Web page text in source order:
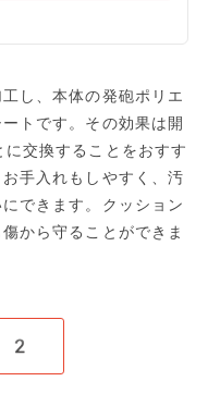
し、本体の発砲ポリエ
トです。その効果は開
交換することをおすす
手入れもしやすく、汚
できます。クッション
から守ることができま
2